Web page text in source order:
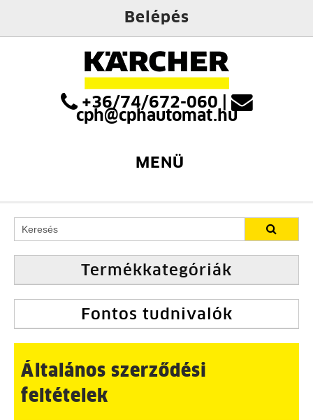
Belépés
+36/74/672-060
cph@cphautomat.hu
MENÜ
Termékkategóriák
Fontos tudnivalók
Általános szerződési
feltételek